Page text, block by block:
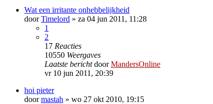
Wat een irritante onhebbelijkheid
doorTimelord » za 04 jun 2011, 11:28
1
2
17 Reacties
10550 Weergaves
Laatste berichtdoorMandersOnline
vr 10 jun 2011, 20:39
hoi pieter
doormastah » wo 27 okt 2010, 19:15